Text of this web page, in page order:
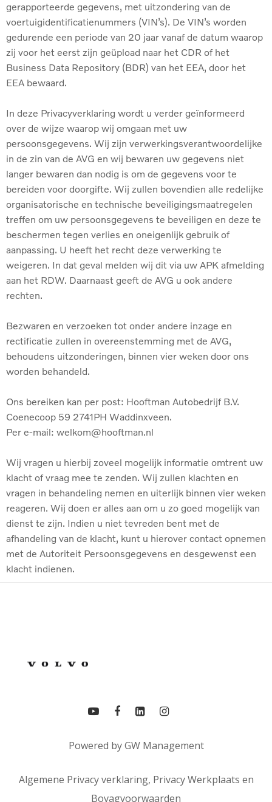
gerapporteerde gegevens, met uitzondering van de
voertuigidentificatienummers (VIN’s). De VIN’s worden
gedurende een periode van 20 jaar vanaf de datum waarop
zij voor het eerst zijn geüpload naar het CDR of het
Business Data Repository (BDR) van het EEA, door het
EEA bewaard.
In deze Privacyverklaring wordt u verder geïnformeerd
over de wijze waarop wij omgaan met uw
persoonsgegevens. Wij zijn verwerkingsverantwoordelijke
in de zin van de AVG en wij bewaren uw gegevens niet
langer bewaren dan nodig is om de gegevens voor te
bereiden voor doorgifte. Wij zullen bovendien alle redelijke
organisatorische en technische beveiligingsmaatregelen
treffen om uw persoonsgegevens te beveiligen en deze te
beschermen tegen verlies en oneigenlijk gebruik of
aanpassing. U heeft het recht deze verwerking te
weigeren. In dat geval melden wij dit via uw APK afmelding
aan het RDW. Daarnaast geeft de AVG u ook andere
rechten.
Bezwaren en verzoeken tot onder andere inzage en
rectificatie zullen in overeenstemming met de AVG,
behoudens uitzonderingen, binnen vier weken door ons
worden behandeld.
Ons bereiken kan per post: Hooftman Autobedrijf B.V.
Coenecoop 59 2741PH Waddinxveen.
Per e-mail: welkom@hooftman.nl
Wij vragen u hierbij zoveel mogelijk informatie omtrent uw
klacht of vraag mee te zenden. Wij zullen klachten en
vragen in behandeling nemen en uiterlijk binnen vier weken
reageren. Wij doen er alles aan om u zo goed mogelijk van
dienst te zijn. Indien u niet tevreden bent met de
afhandeling van de klacht, kunt u hierover contact opnemen
met de Autoriteit Persoonsgegevens en desgewenst een
klacht indienen.
Powered byGW Management
Algemene Privacy verklaring, Privacy Werkplaats en
Bovagvoorwaarden